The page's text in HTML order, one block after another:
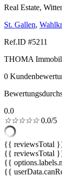
Real Estate,
St. Gallen,
Ref.ID #5211
THOMA
0
0.0
☆☆☆☆☆ 0.0/5
{{ reviewsTotal
{{ reviewsTotal
{{
{{